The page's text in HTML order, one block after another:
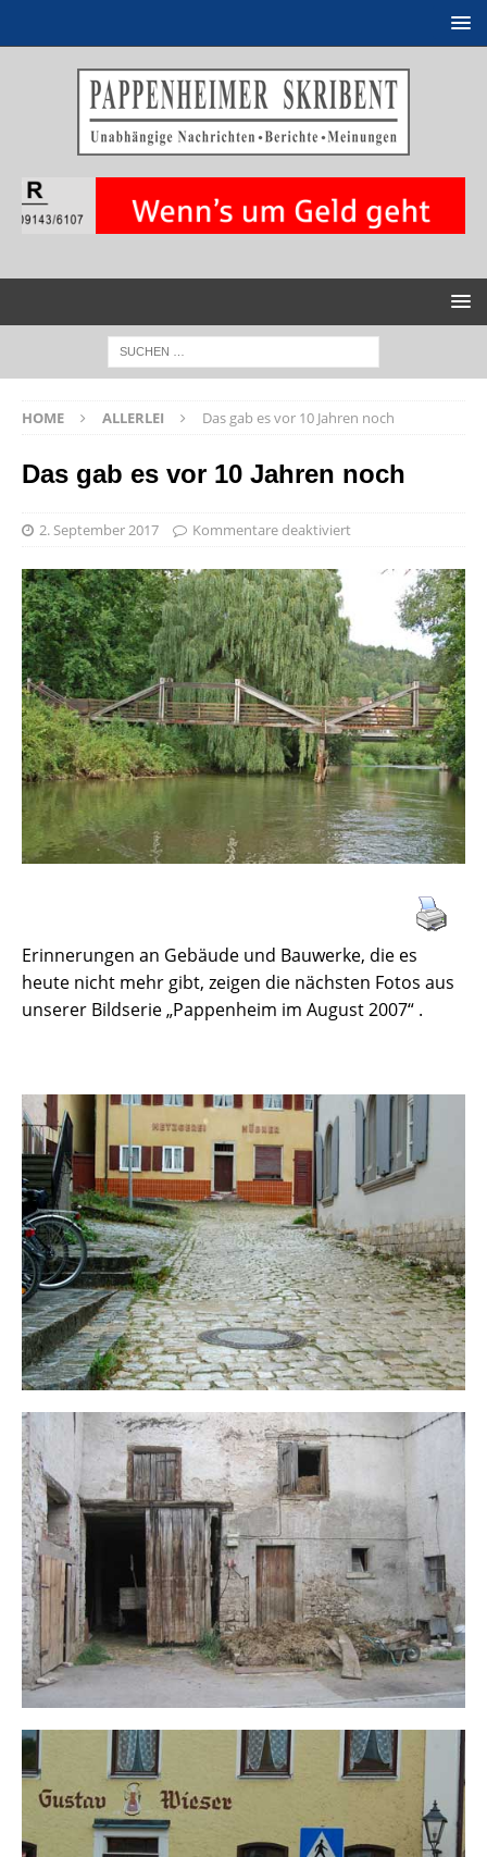
HOME ALLERLEI Das gab es vor 10 Jahren noch
Das gab es vor 10 Jahren noch
2. September 2017 Kommentare deaktiviert
Erinnerungen an Gebäude und Bauwerke, die es
heute nicht mehr gibt, zeigen die nächsten Fotos aus
unserer Bildserie „Pappenheim im August 2007“ .